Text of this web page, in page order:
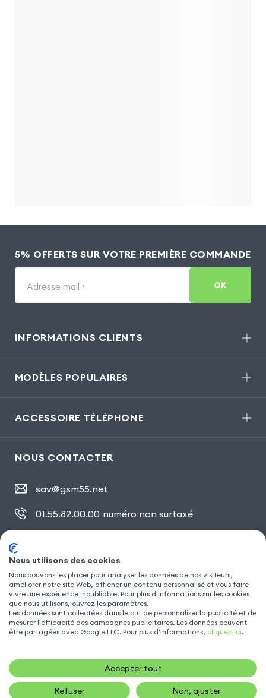
€ AJOUTER AU PANIER
5% OFFERTS SUR VOTRE PREMIÈRE COMMANDE
Adresse mail * OK
INFORMATIONS CLIENTS
MODÈLES POPULAIRES
ACCESSOIRE TÉLÉPHONE
NOUS CONTACTER
sav@gsm55.net
01.55.82.00.00 numéro non surtaxé
SUIVEZ NOUS
Nous utilisons des cookies
Nous pouvons les placer pour analyser les données de nos visiteurs,
améliorer notre site Web, afficher un contenu personnalisé et vous faire
vivre une expérience inoubliable. Pour plus d'informations sur les cookies
que nous utilisons, ouvrez les paramètres.
Les données sont collectées dans le but de personnaliser la publicité et de
mesurer l'efficacité des campagnes publicitaires. Les données peuvent
être partagées avec Google LLC. Pour plus d'informations, cliquez ici.
Accepter tout
Refuser Non, ajuster